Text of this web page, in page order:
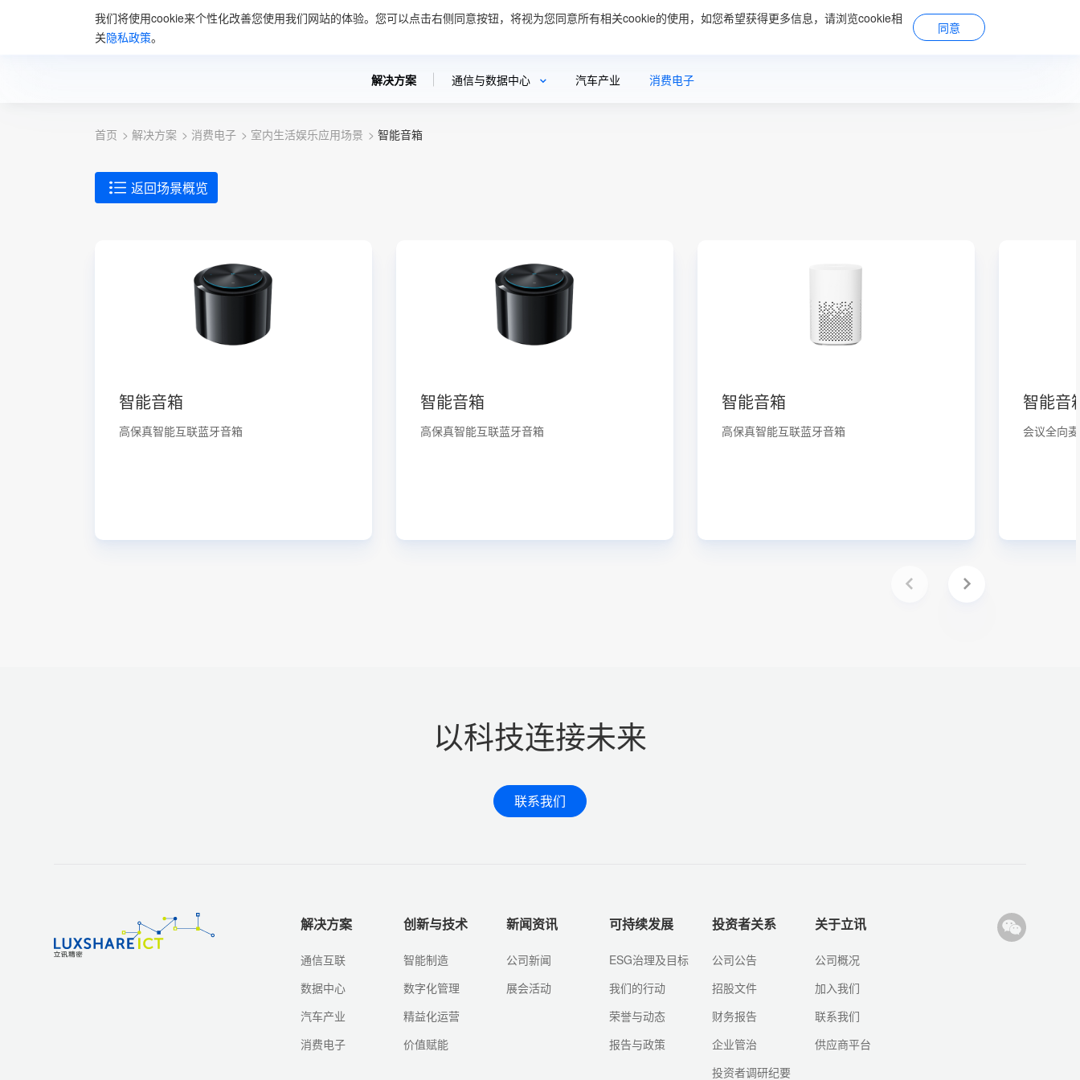
我们将使用cookie来个性化改善您使用我们网站的体验。您可以点击右侧同意按钮，将视为您同意所有相关cookie的使用，如您希望获得更多信息，请浏览cookie相
关隐私政策。
同意
首页 解决方案
解决方案 通信与数据中心 汽车产业 消费电子
创新与技术 新闻资讯 可持续发展 投资者关系 关于立讯 加入我们
首页 解决方案 消费电子 室内生活娱乐应用场景 智能音箱
返回场景概览
智能音箱
高保真智能互联蓝牙音箱
智能音箱
高保真智能互联蓝牙音箱
智能音箱
高保真智能互联蓝牙音箱
智能音
会议全向
以科技连接未来
联系我们
解决方案
通信互联
数据中心
汽车产业
消费电子
创新与技术
智能制造
数字化管理
精益化运营
价值赋能
新闻资讯
公司新闻
展会活动
可持续发展
ESG治理及目标
我们的行动
荣誉与动态
报告与政策
投资者关系
公司公告
招股文件
财务报告
企业管治
投资者调研纪要
关于立讯
公司概况
加入我们
联系我们
供应商平台